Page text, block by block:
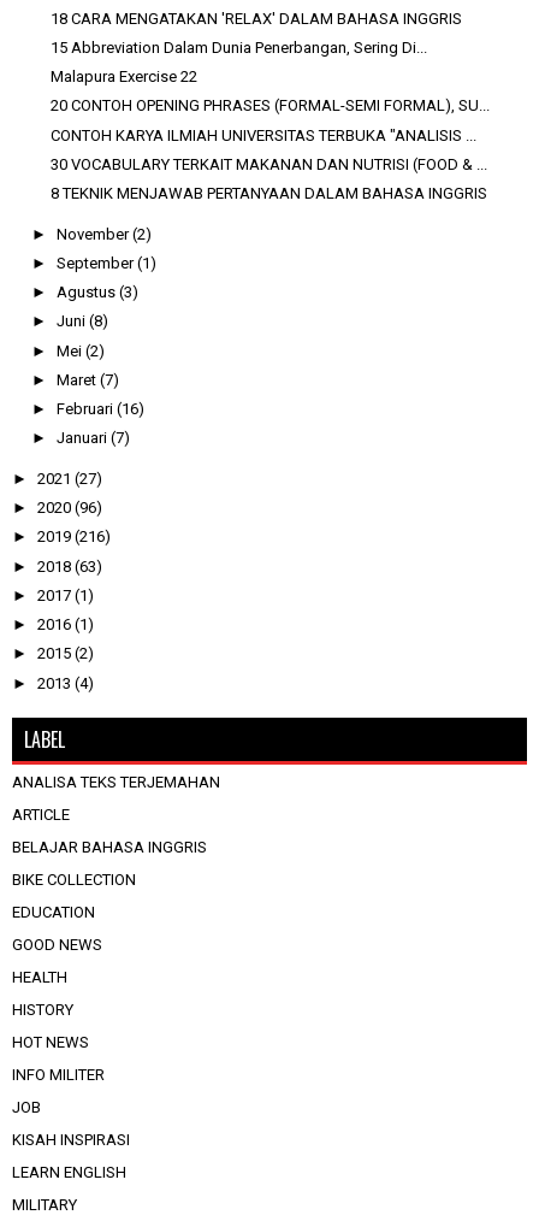
18 CARA MENGATAKAN 'RELAX' DALAM BAHASA INGGRIS
15 Abbreviation Dalam Dunia Penerbangan, Sering Di...
Malapura Exercise 22
20 CONTOH OPENING PHRASES (FORMAL-SEMI FORMAL), SU...
CONTOH KARYA ILMIAH UNIVERSITAS TERBUKA "ANALISIS ...
30 VOCABULARY TERKAIT MAKANAN DAN NUTRISI (FOOD & ...
8 TEKNIK MENJAWAB PERTANYAAN DALAM BAHASA INGGRIS
► November(2)
► September(1)
► Agustus (3)
► Juni (8)
► Mei (2)
► Maret (7)
► Februari (16)
► Januari (7)
► 2021 (27)
► 2020 (96)
► 2019 (216)
► 2018 (63)
► 2017 (1)
► 2016 (1)
► 2015 (2)
► 2013 (4)
LABEL
ANALISA TEKS TERJEMAHAN
ARTICLE
BELAJAR BAHASA INGGRIS
BIKE COLLECTION
EDUCATION
GOOD NEWS
HEALTH
HISTORY
HOT NEWS
INFO MILITER
JOB
KISAH INSPIRASI
LEARN ENGLISH
MILITARY